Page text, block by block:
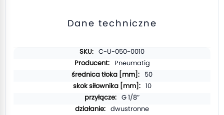
Dane techniczne
C-U-050-0010
Pneumatig
50
10
G 1/8″
dwustronne